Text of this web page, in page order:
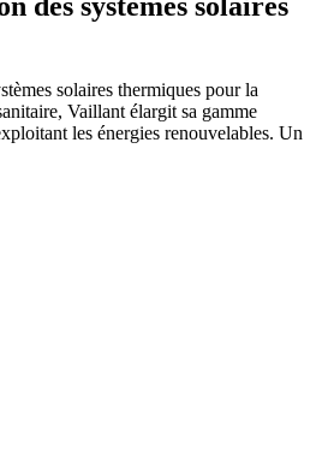
solaires thermiques pour la
Vaillant élargit sa gamme
les énergies renouvelables. Un